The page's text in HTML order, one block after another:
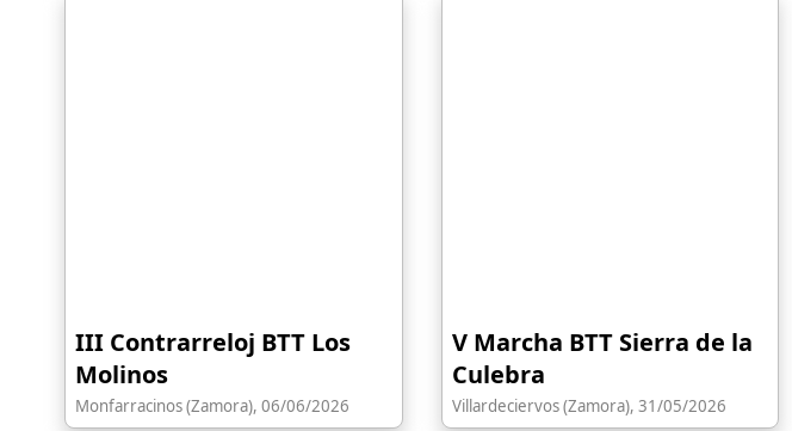
III Contrarreloj BTT Los
Molinos
Monfarracinos (Zamora), 06/06/2026
V Marcha BTT Sierra de la
Culebra
Villardeciervos (Zamora), 31/05/2026